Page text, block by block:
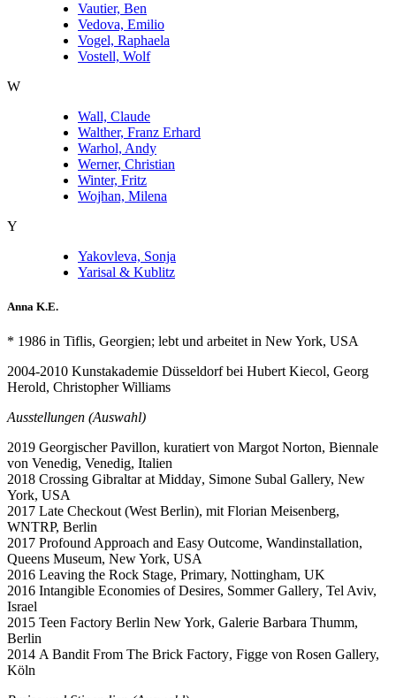
Vautier, Ben
Vedova, Emilio
Vogel, Raphaela
Vostell, Wolf
W
Wall, Claude
Walther, Franz Erhard
Warhol, Andy
Werner, Christian
Winter, Fritz
Wojhan, Milena
Y
Yakovleva, Sonja
Yarisal & Kublitz
Anna K.E.
* 1986 in Tiflis, Georgien; lebt und arbeitet in New York, USA
2004-2010 Kunstakademie Düsseldorf bei Hubert Kiecol, Georg
Herold, Christopher Williams
Ausstellungen (Auswahl)
2019 Georgischer Pavillon, kuratiert von Margot Norton, Biennale
von Venedig, Venedig, Italien
2018 Crossing Gibraltar at Midday, Simone Subal Gallery, New
York, USA
2017 Late Checkout (West Berlin), mit Florian Meisenberg,
WNTRP, Berlin
2017 Profound Approach and Easy Outcome, Wandinstallation,
Queens Museum, New York, USA
2016 Leaving the Rock Stage, Primary, Nottingham, UK
2016 Intangible Economies of Desires, Sommer Gallery, Tel Aviv,
Israel
2015 Teen Factory Berlin New York, Galerie Barbara Thumm,
Berlin
2014 A Bandit From The Brick Factory, Figge von Rosen Gallery,
Köln